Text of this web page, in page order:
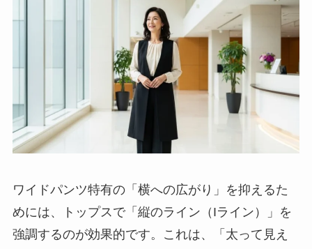
ワイドパンツ特有の「横への広がり」を抑えるた
めには、トップスで「縦のライン（Iライン）」を
強調するのが効果的です。これは、「太って見え